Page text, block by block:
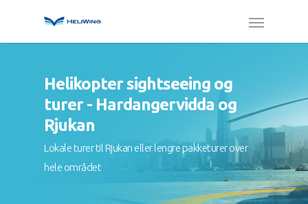
Helikopter sightseeing og
turer - Hardangervidda og
Rjukan
Lokale turer til Rjukan eller lengre pakketurer over
hele området